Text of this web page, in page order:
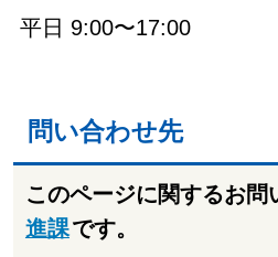
平日 9:00〜17:00
問い合わせ先
このページに関するお問
進課です。